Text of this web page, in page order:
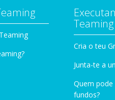
Teaming
Cria o teu
Junta-te a
Quem pode
fundos?